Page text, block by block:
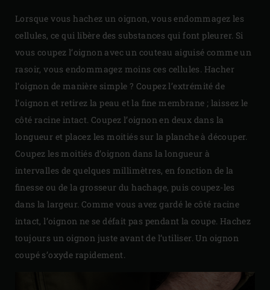
Lorsque vous hachez un oignon, vous endommagez les
cellules, ce qui libère des substances qui font pleurer. Si
vous coupez l’oignon avec un couteau aiguisé comme un
rasoir, vous endommagez moins ces cellules. Hacher
l’oignon de manière simple ? Coupez l’extrémité de
l’oignon et retirez la peau et la fine membrane ; laissez le
côté racine intact. Coupez l’oignon en deux dans la
longueur et placez les moitiés sur la planche à découper.
Coupez les moitiés d’oignon dans la longueur à
intervalles de quelques millimètres, en fonction de la
finesse ou de la grosseur du hachage, puis coupez-les
dans la largeur. Comme vous avez gardé le côté racine
intact, l’oignon ne se défait pas pendant la coupe. Hachez
toujours un oignon juste avant de l’utiliser. Un oignon
coupé s’oxyde rapidement.